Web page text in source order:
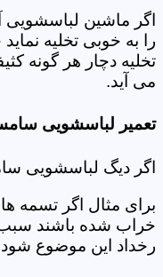
اگر ماشین لباسشویی
را به خوبی تخلیه
تخلیه دچار هر گونه
می آید.
تعمیر لباسشویی
اگر دیگ لباسشویی
برای مثال اگر تسمه
خراب شده باشند سبب
رخداد این موضوع